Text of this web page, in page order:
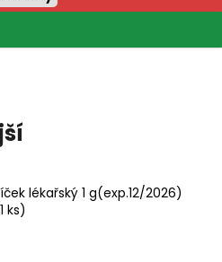
lékařský 1 g(exp.12/2026)
ks)